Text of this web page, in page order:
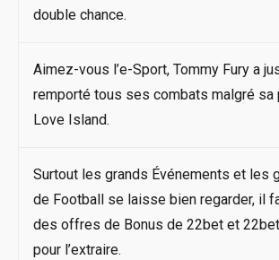
double chance.
Aimez-vous l’e-Sport, Tommy Fury a
remporté tous ses combats malgré sa
Love Island.
Surtout les grands Événements et les
de Football se laisse bien regarder, il
des offres de Bonus de 22bet et
pour l’extraire.